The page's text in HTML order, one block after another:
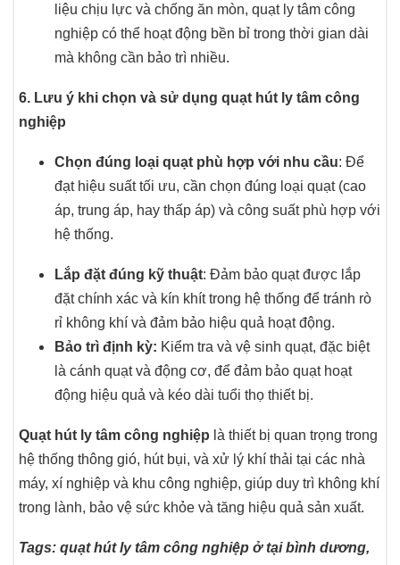
liệu chịu lực và chống ăn mòn, quạt ly tâm công
nghiệp có thể hoạt động bền bỉ trong thời gian dài
mà không cần bảo trì nhiều.
6. Lưu ý khi chọn và sử dụng quạt hút ly tâm công
nghiệp
Chọn đúng loại quạt phù hợp với nhu cầu: Để
đạt hiệu suất tối ưu, cần chọn đúng loại quạt (cao
áp, trung áp, hay thấp áp) và công suất phù hợp với
hệ thống.
Lắp đặt đúng kỹ thuật: Đảm bảo quạt được lắp
đặt chính xác và kín khít trong hệ thống để tránh rò
rỉ không khí và đảm bảo hiệu quả hoạt động.
Bảo trì định kỳ: Kiểm tra và vệ sinh quạt, đặc biệt
là cánh quạt và động cơ, để đảm bảo quạt hoạt
động hiệu quả và kéo dài tuổi thọ thiết bị.
Quạt hút ly tâm công nghiệp là thiết bị quan trọng trong
hệ thống thông gió, hút bụi, và xử lý khí thải tại các nhà
máy, xí nghiệp và khu công nghiệp, giúp duy trì không khí
trong lành, bảo vệ sức khỏe và tăng hiệu quả sản xuất.
Tags: quạt hút ly tâm công nghiệp ở tại bình dương,